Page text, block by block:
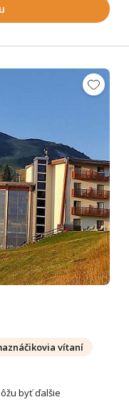
vítaní
byť ďalšie